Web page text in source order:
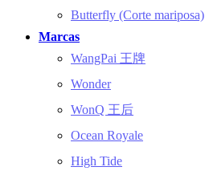
Butterfly (Corte mariposa)
Marcas
WangPai 王牌
Wonder
WonQ 王后
Ocean Royale
High Tide